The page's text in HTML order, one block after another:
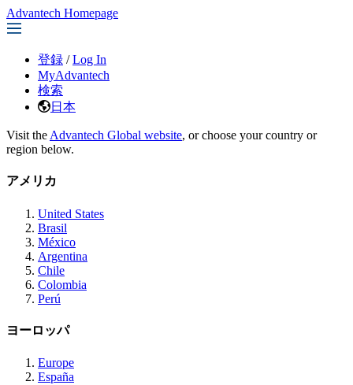
Advantech Homepage
登録 / Log In
MyAdvantech
検索
日本
Visit the Advantech Global website, or choose your country or
region below.
アメリカ
United States
Brasil
México
Argentina
Chile
Colombia
Perú
ヨーロッパ
Europe
España